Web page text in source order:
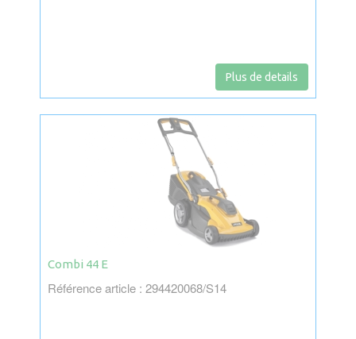
Plus de details
Combi 44 E
Référence article : 294420068/S14